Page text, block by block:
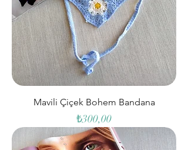
Mavili Çiçek Bohem Bandana
Fiyat
₺300,00